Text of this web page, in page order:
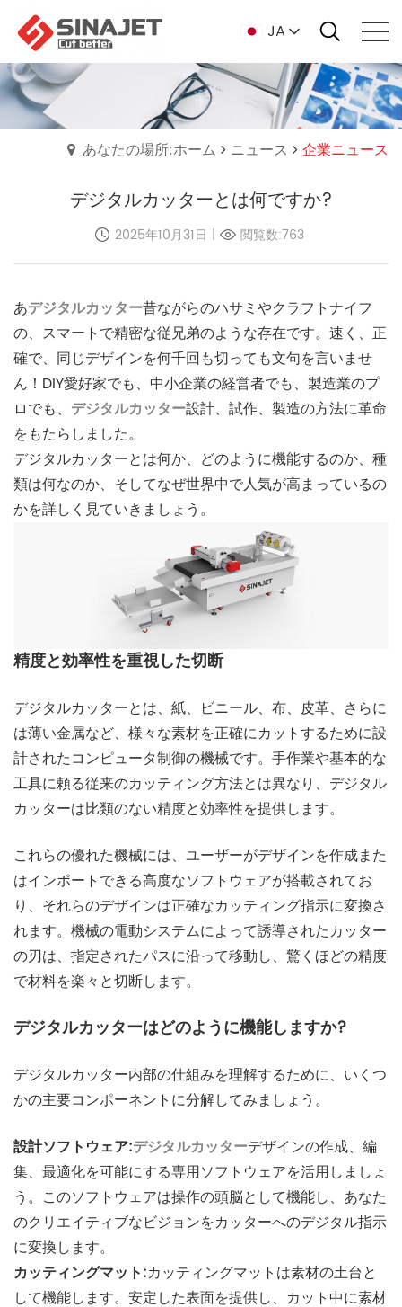
JA
あなたの場所:ホーム ニュース 企業ニュース
デジタルカッターとは何ですか?
2025年10月31日 | 閲覧数:763
あデジタルカッター昔ながらのハサミやクラフトナイフ
の、スマートで精密な従兄弟のような存在です。速く、正
確で、同じデザインを何千回も切っても文句を言いませ
ん！DIY愛好家でも、中小企業の経営者でも、製造業のプ
ロでも、 デジタルカッター設計、試作、製造の方法に革命
をもたらしました。
デジタルカッターとは何か、どのように機能するのか、種
類は何なのか、そしてなぜ世界中で人気が高まっているの
かを詳しく見ていきましょう。
精度と効率性を重視した切断
デジタルカッターとは、紙、ビニール、布、皮革、さらに
は薄い金属など、様々な素材を正確にカットするために設
計されたコンピュータ制御の機械です。手作業や基本的な
工具に頼る従来のカッティング方法とは異なり、デジタル
カッターは比類のない精度と効率性を提供します。
これらの優れた機械には、ユーザーがデザインを作成また
はインポートできる高度なソフトウェアが搭載されてお
り、それらのデザインは正確なカッティング指示に変換さ
れます。機械の電動システムによって誘導されたカッター
の刃は、指定されたパスに沿って移動し、驚くほどの精度
で材料を楽々と切断します。
デジタルカッターはどのように機能しますか?
デジタルカッター内部の仕組みを理解するために、いくつ
かの主要コンポーネントに分解してみましょう。
設計ソフトウェア:デジタルカッターデザインの作成、編
集、最適化を可能にする専用ソフトウェアを活用しましょ
う。このソフトウェアは操作の頭脳として機能し、あなた
のクリエイティブなビジョンをカッターへのデジタル指示
に変換します。
カッティングマット:カッティングマットは素材の土台と
して機能します。安定した表面を提供し、カット中に素材